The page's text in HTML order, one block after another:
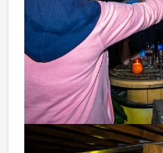
Handige tip:
Niet telkens uw knip
te rekenen? Voor €
BTW) kunt u
waarbij u onbeperkt kunt
huiswijn, koffie en thee.
voor verrassingen te